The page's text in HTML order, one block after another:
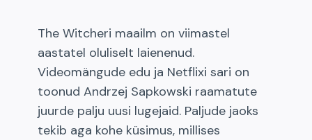
The Witcheri maailm on viimastel
aastatel oluliselt laienenud.
Videomängude edu ja Netflixi sari on
toonud Andrzej Sapkowski raamatute
juurde palju uusi lugejaid. Paljude jaoks
tekib aga kohe küsimus, millises